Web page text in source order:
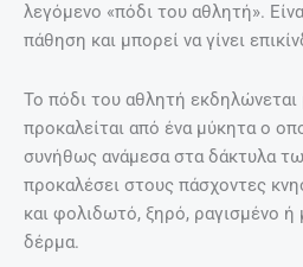
λεγόμενο «πόδι του αθλητή».
πάθηση και μπορεί να γίνει
Το πόδι του αθλητή
προκαλείται από ένα μύκητα ο
συνήθως ανάμεσα στα δάκτυλα
προκαλέσει στους πάσχοντες
και φολιδωτό, ξηρό, ραγισμένο ή
δέρμα.